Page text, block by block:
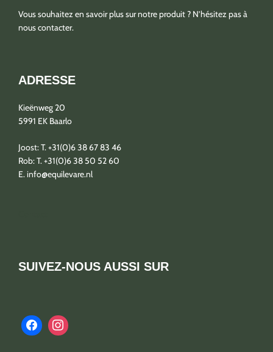
Vous souhaitez en savoir plus sur notre produit ? N’hésitez pas à
nous contacter.
ADRESSE
Kieënweg 20
5991 EK Baarlo
Joost: T. +31(0)6 38 67 83 46
Rob: T. +31(0)6 38 50 52 60
E. info@equilevare.nl
SUIVEZ-NOUS AUSSI SUR